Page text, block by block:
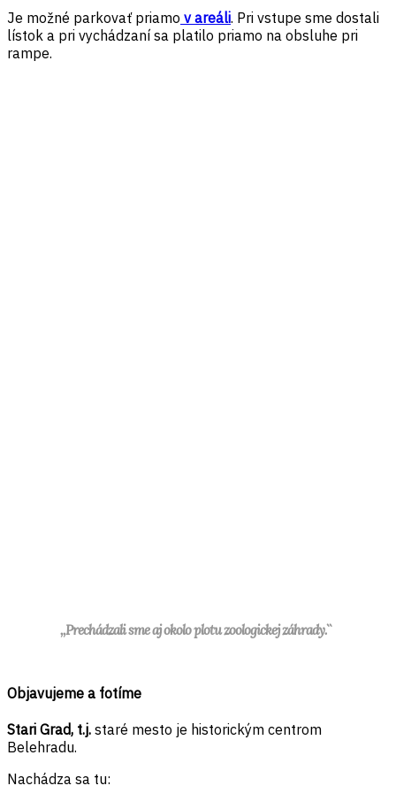
Je možné parkovať priamo v areáli. Pri vstupe sme dostali
lístok a pri vychádzaní sa platilo priamo na obsluhe pri
rampe.
,,Prechádzali sme aj okolo plotu zoologickej záhrady.``
Objavujeme a fotíme
Stari Grad, t.j. staré mesto je historickým centrom
Belehradu.
Nachádza sa tu: